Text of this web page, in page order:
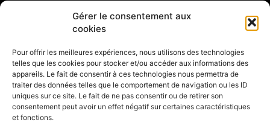
Gérer le consentement aux
cookies
Pour offrir les meilleures expériences, nous utilisons des technologies
telles que les cookies pour stocker et/ou accéder aux informations des
appareils. Le fait de consentir à ces technologies nous permettra de
traiter des données telles que le comportement de navigation ou les ID
uniques sur ce site. Le fait de ne pas consentir ou de retirer son
consentement peut avoir un effet négatif sur certaines caractéristiques
et fonctions.
Mode & Beauté
Lifestyle
104
Maison
85
Shopping
Entrepreneuse